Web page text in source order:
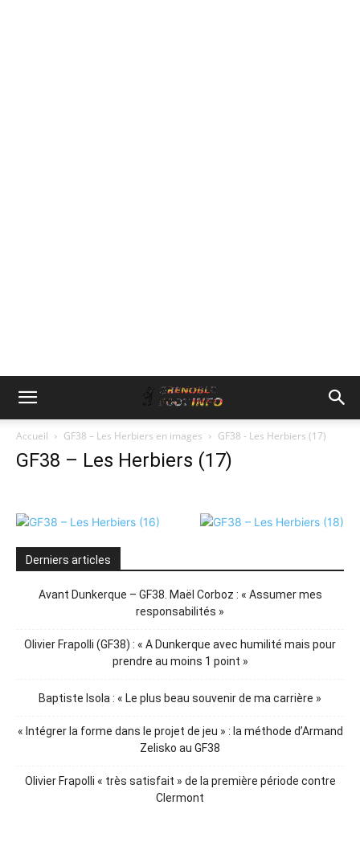
Accueil GF38 – Les Herbiers en images GF38 - Les Herbiers (17)
GF38 – Les Herbiers (17)
Derniers articles
Avant Dunkerque – GF38. Maël Corboz : « Assumer mes
responsabilités »
Olivier Frapolli (GF38) : « A Dunkerque avec humilité mais pour
prendre au moins 1 point »
Baptiste Isola : « Le plus beau souvenir de ma carrière »
« Intégrer la forme dans le projet de jeu » : la méthode d’Armand
Zelisko au GF38
Olivier Frapolli « très satisfait » de la première période contre
Clermont